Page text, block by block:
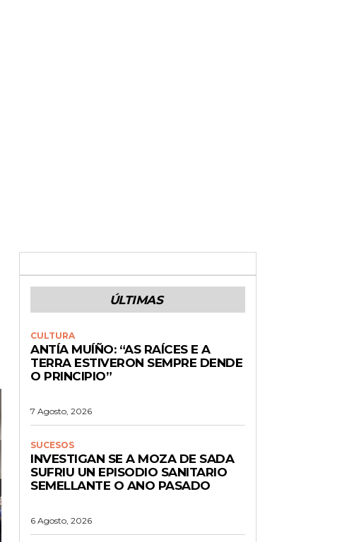
ÚLTIMAS
CULTURA
ANTÍA MUÍÑO: “AS RAÍCES E A
TERRA ESTIVERON SEMPRE DENDE
O PRINCIPIO”
7 Agosto, 2026
SUCESOS
INVESTIGAN SE A MOZA DE SADA
SUFRIU UN EPISODIO SANITARIO
SEMELLANTE O ANO PASADO
6 Agosto, 2026